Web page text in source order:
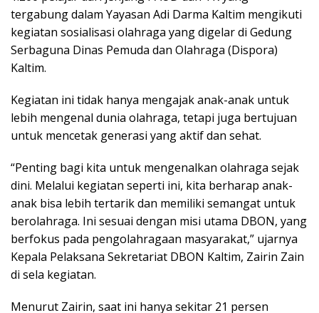
tergabung dalam Yayasan Adi Darma Kaltim mengikuti
kegiatan sosialisasi olahraga yang digelar di Gedung
Serbaguna Dinas Pemuda dan Olahraga (Dispora)
Kaltim.
Kegiatan ini tidak hanya mengajak anak-anak untuk
lebih mengenal dunia olahraga, tetapi juga bertujuan
untuk mencetak generasi yang aktif dan sehat.
“Penting bagi kita untuk mengenalkan olahraga sejak
dini. Melalui kegiatan seperti ini, kita berharap anak-
anak bisa lebih tertarik dan memiliki semangat untuk
berolahraga. Ini sesuai dengan misi utama DBON, yang
berfokus pada pengolahragaan masyarakat,” ujarnya
Kepala Pelaksana Sekretariat DBON Kaltim, Zairin Zain
di sela kegiatan.
Menurut Zairin, saat ini hanya sekitar 21 persen